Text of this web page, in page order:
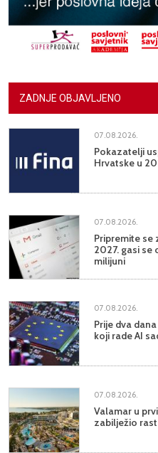
ZADNJE OBJAVLJENO
07.08.2026.
Pokazatelji
Hrvatske u
07.08.2026.
Pripremite se
2027. gasi se
milijuni
07.08.2026.
Prije dva
koji rade AI
07.08.2026.
Valamar u
zabilježio